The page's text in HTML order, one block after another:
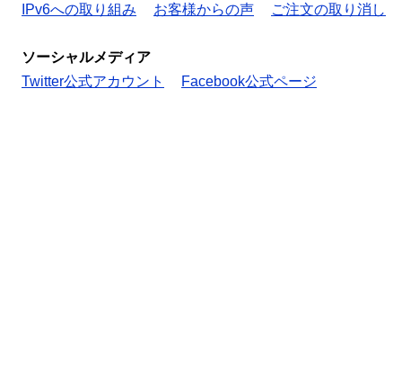
IPv6への取り組み
お客様からの声 ご注文の取り消し
ソーシャルメディア
Twitter公式アカウント
Facebook公式ページ